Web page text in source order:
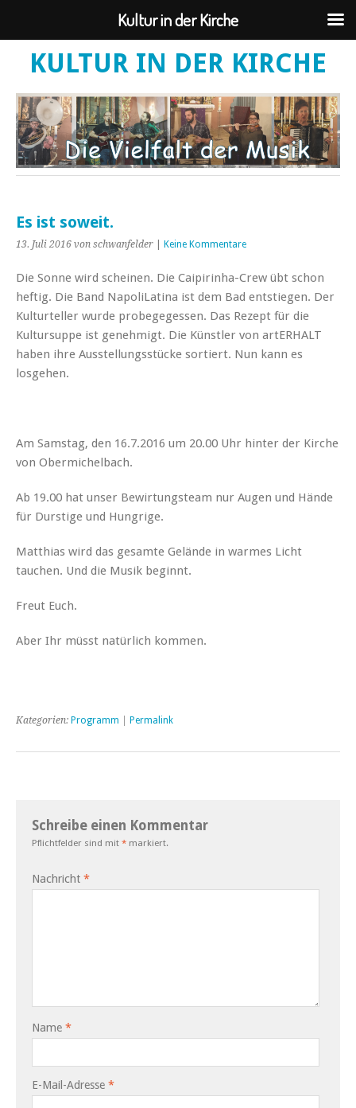
KULTUR IN DER KIRCHE
Es ist soweit.
13. Juli 2016 von schwanfelder Keine Kommentare
Die Sonne wird scheinen. Die Caipirinha-Crew übt schon
heftig. Die Band NapoliLatina ist dem Bad entstiegen. Der
Kulturteller wurde probegegessen. Das Rezept für die
Kultursuppe ist genehmigt. Die Künstler von artERHALT
haben ihre Ausstellungsstücke sortiert. Nun kann es
losgehen.
Am Samstag, den 16.7.2016 um 20.00 Uhr hinter der Kirche
von Obermichelbach.
Ab 19.00 hat unser Bewirtungsteam nur Augen und Hände
für Durstige und Hungrige.
Matthias wird das gesamte Gelände in warmes Licht
tauchen. Und die Musik beginnt.
Freut Euch.
Aber Ihr müsst natürlich kommen.
Kategorien: Programm Permalink
Schreibe einen Kommentar
Pflichtfelder sind mit * markiert.
Nachricht *
Name *
E-Mail-Adresse *
Kultur in der Kirche